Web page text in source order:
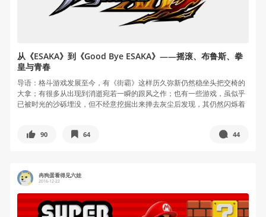
从《ESAKA》到《Good Bye ESAKA》——摇滚、布鲁斯、拳
皇与青春
导语：格斗游戏发展至今，有《街霸》这样历久弥新仍然稳坐头把交椅的
大拿；有很多从出现到消逝宛若一瞬的跟风之作；也有一些游戏，虽似乎
已被时光的沙砾埋没，但不经意挖掘出来掸去灰尘后发现，其仍然闪烁着
90 64 44
冉狗蛋看得见六娃
2016-12-22